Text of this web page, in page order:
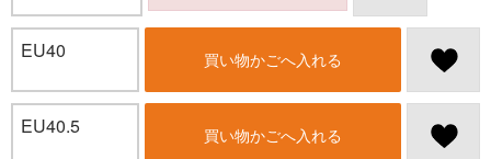
EU40 買い物かごへ入れる
EU40.5 買い物かごへ入れる